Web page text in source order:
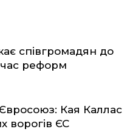
співгромадян до
час реформ
Кая Каллас
ворогів ЄС